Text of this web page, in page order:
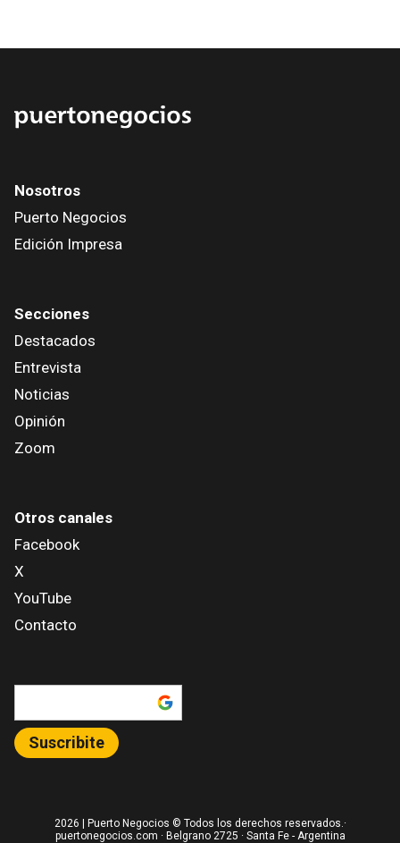
Nosotros
Puerto Negocios
Edición Impresa
Secciones
Destacados
Entrevista
Noticias
Opinión
Zoom
Otros canales
Facebook
X
YouTube
Contacto
Suscribite
2026 | Puerto Negocios © Todos los derechos reservados.·
puertonegocios.com · Belgrano 2725 · Santa Fe - Argentina